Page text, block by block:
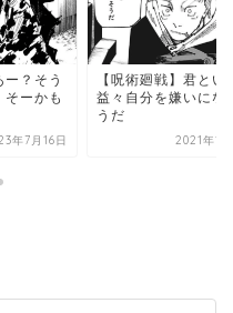
ー？そう
そーかも
年7月16日
【呪術廻戦】君とい
益々自分を嫌いにな
うだ
2021年12